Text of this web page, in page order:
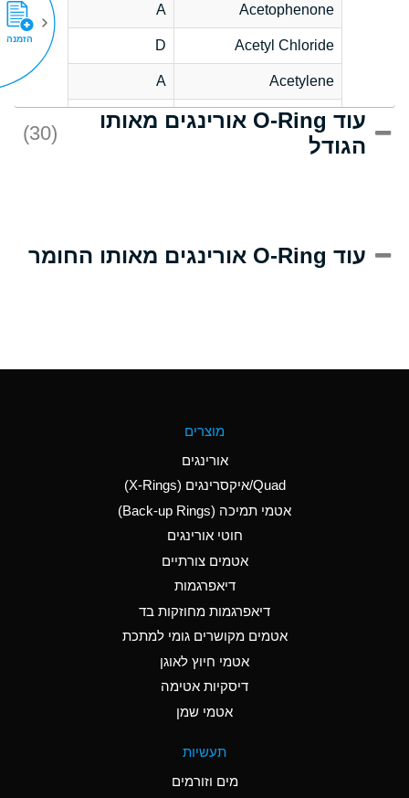
Acetophenone
A
Acetyl Chloride
D
Acetylene
A
Acrlylonitrile
D
Adipic Acid
(Aqueous)
Aluminum Nitrate
(Aqueous)
Aluminum Phosphate
Ammonia Anhydrous
A
Ammonia Gas (cold)
A
Ammonia Gas (hot)
עוד O-Ring אורינגים מאותו
הגודל
(30)
עוד O-Ring אורינגים מאותו החומר
מוצרים
אורינגים
Quad/איקסרינגים (X-Rings)
אטמי תמיכה (Back-up Rings)
חוטי אורינגים
אטמים צורתיים
דיאפרגמות
דיאפרגמות מחוזקות בד
אטמים מקושרים גומי למתכת
אטמי חיוץ לאוגן
דיסקיות אטימה
אטמי שמן
תעשיות
מים וזורמים
הזמנה